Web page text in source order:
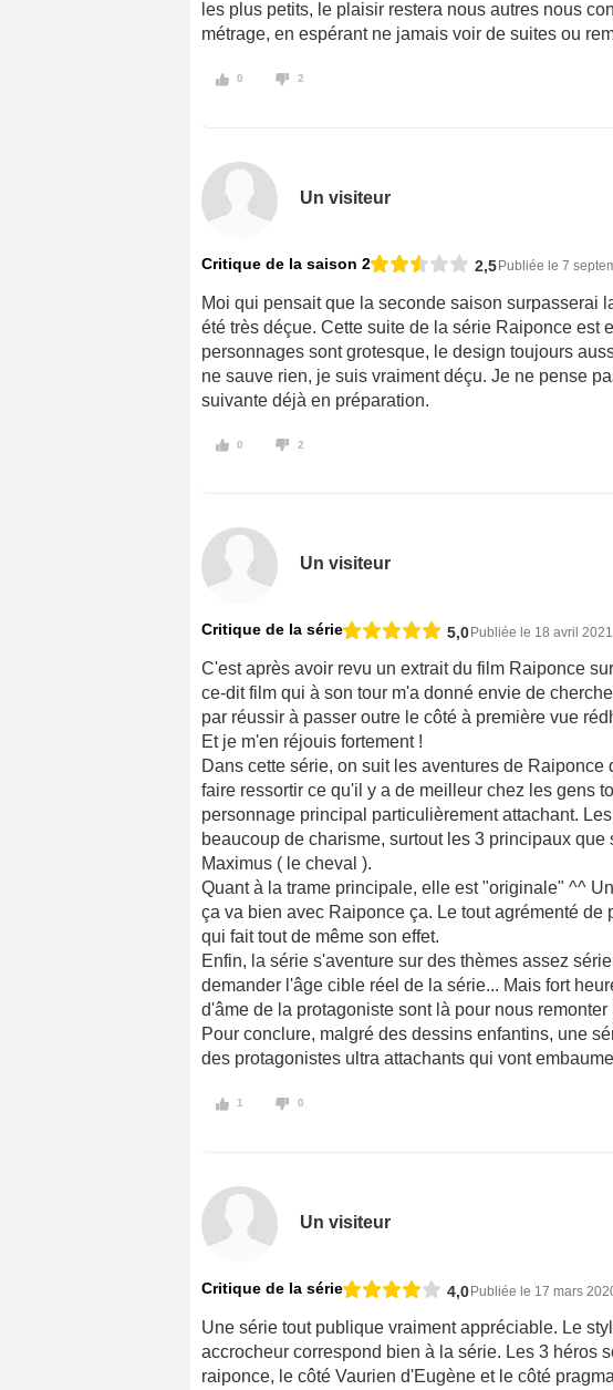
les plus petits, le plaisir restera nous autres nous
métrage, en espérant ne jamais voir de suites ou
0 2
Un visiteur
Critique de la saison 2 2,5 Publiée le 7
Moi qui pensait que la seconde saison surpasserai
été très déçue. Cette suite de la série Raiponce est
personnages sont grotesque, le design toujours
ne sauve rien, je suis vraiment déçu. Je ne pense
suivante déjà en préparation.
0 2
Un visiteur
Critique de la série 5,0 Publiée le 18 avril 2021
C'est après avoir revu un extrait du film Raiponce
ce-dit film qui à son tour m'a donné envie de
par réussir à passer outre le côté à première vue
Et je m'en réjouis fortement !
Dans cette série, on suit les aventures de
faire ressortir ce qu'il y a de meilleur chez les gens
personnage principal particulièrement attachant.
beaucoup de charisme, surtout les 3 principaux
Maximus ( le cheval ).
Quant à la trame principale, elle est "originale" ^^
ça va bien avec Raiponce ça. Le tout agrémenté de
qui fait tout de même son effet.
Enfin, la série s'aventure sur des thèmes assez
demander l'âge cible réel de la série... Mais fort
d'âme de la protagoniste sont là pour nous
Pour conclure, malgré des dessins enfantins, une
des protagonistes ultra attachants qui vont
1 0
Un visiteur
Critique de la série 4,0Publiée le 17 mars
Une série tout publique vraiment appréciable. Le
accrocheur correspond bien à la série. Les 3 héros
raiponce, le côté Vaurien d'Eugène et le côté